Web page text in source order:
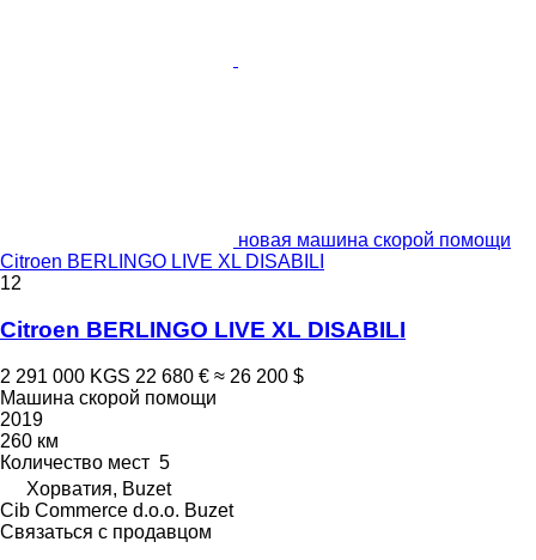
новая машина скорой помощи
Citroen BERLINGO LIVE XL DISABILI
12
Citroen BERLINGO LIVE XL DISABILI
2 291 000 KGS 22 680 € ≈ 26 200 $
Машина скорой помощи
2019
260 км
Количество мест 5
Хорватия, Buzet
Cib Commerce d.o.o. Buzet
Связаться с продавцом